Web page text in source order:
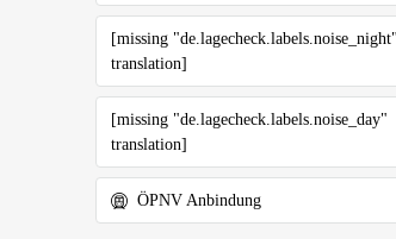
[missing "de.lagecheck.labels.noise_night"
translation]
[missing "de.lagecheck.labels.noise_day"
translation]
ÖPNV Anbindung